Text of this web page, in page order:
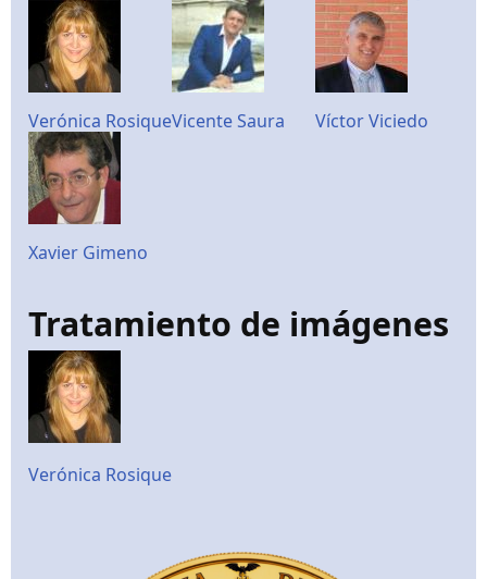
Verónica RosiqueVicente Saura Víctor Viciedo
Xavier Gimeno
Tratamiento de imágenes
Verónica Rosique